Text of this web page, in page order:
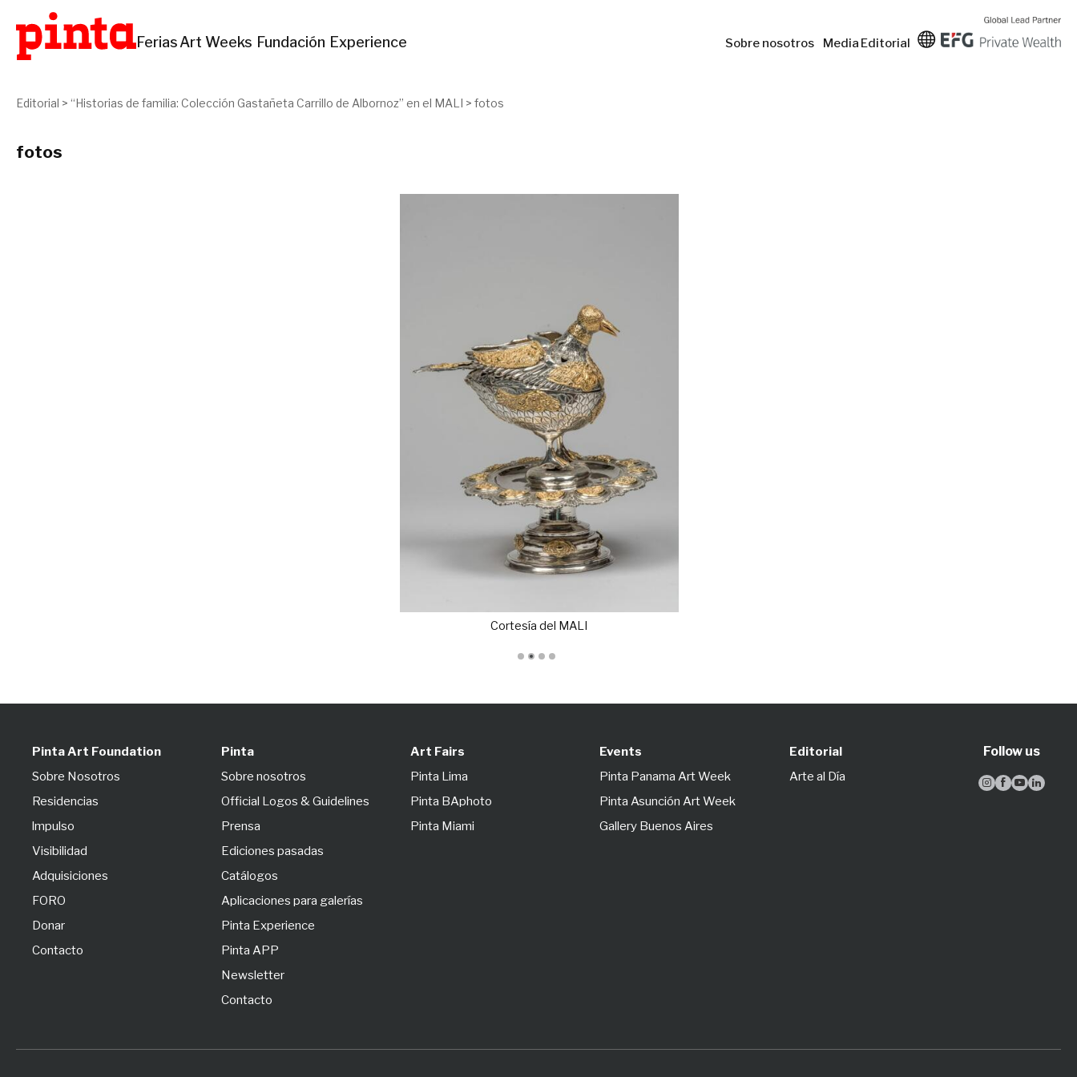
FeriasArt Weeks Fundación Experience Sobre nosotros Media Editorial
Editorial > “Historias de familia: Colección Gastañeta Carrillo de Albornoz” en el MALI > fotos
fotos
Cortesía del MALI
Pinta Art Foundation
Sobre Nosotros
Residencias
lmpulso
Visibilidad
Adquisiciones
FORO
Donar
Contacto
Pinta
Sobre nosotros
Official Logos & Guidelines
Prensa
Ediciones pasadas
Catálogos
Aplicaciones para galerías
Pinta Experience
Pinta APP
Newsletter
Contacto
Art Fairs
Pinta Lima
Pinta BAphoto
Pinta Miami
Events
Pinta Panama Art Week
Pinta Asunción Art Week
Gallery Buenos Aires
Editorial
Arte al Día
Follow us
   